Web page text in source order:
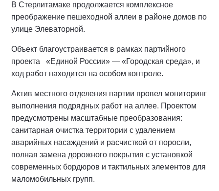
В Стерлитамаке продолжается комплексное
преображение пешеходной аллеи в районе домов по
улице Элеваторной.
Объект благоустраивается в рамках партийного
проекта «Единой России» — «Городская среда», и
ход работ находится на особом контроле.
Актив местного отделения партии провел мониторинг
выполнения подрядных работ на аллее. Проектом
предусмотрены масштабные преобразования:
санитарная очистка территории с удалением
аварийных насаждений и расчисткой от поросли,
полная замена дорожного покрытия с установкой
современных бордюров и тактильных элементов для
маломобильных групп.